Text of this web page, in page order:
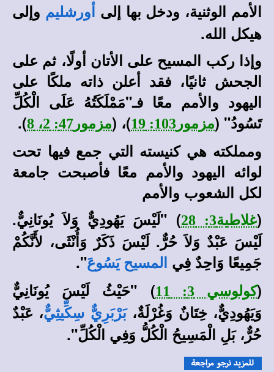
الأمم الوثنية، ودخل بها إلى أورشليم وإلى
هيكل الله.
وإذا ركب المسيح على الأتان أولًا، ثم على
الجحش ثانيًا، فقد أعلن ذاته ملكًا على
اليهود والأمم معًا فـ"مَمْلَكَتُهُ عَلَى الْكُلِّ
تَسُودُ" (مزمور103: 19 )، (مزمور47: 2، 8
).
ومملكته هي كنيسته التي جمع فيها تحت
لوائه اليهود والأمم معًا فأصبحت جامعة
لكل الشعوب والأمم
(غلاطية3: 28 ) "لَيْسَ يَهُودِيٌّ وَلاَ يُونَانِيٌّ.
لَيْسَ عَبْدٌ وَلاَ حُرٌّ. لَيْسَ ذَكَرٌ وَأُنْثَى، لأَنَّكُمْ
جَمِيعًا وَاحِدٌ فِي
المسيح يَسُوعَ".
(كولوسي 3: 11
) "حَيْثُ لَيْسَ يُونَانِيٌّ
وَيَهُودِيٌّ، خِتَانٌ وَغُرْلَةٌ،بَرْبَرِيٌّ سِكِّيثِيٌّ، عَبْدٌ
حُرٌّ، بَلِ الْمَسِيحُ الْكُلُّ وَفِي الْكُلِّ"
.